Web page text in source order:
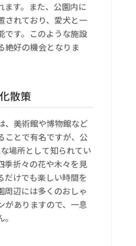
ます。また、公園内に
されており、愛犬と一
です。このような施設
絶好の機会となりま
散策
、美術館や博物館など
ことで有名ですが、公
場所として知られてい
季折々の花や木々を見
だけでも楽しい時間を
周辺には多くのおしゃ
がありますので、一息